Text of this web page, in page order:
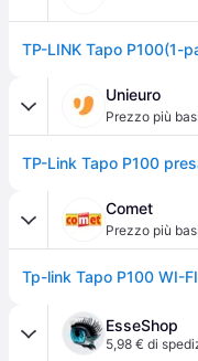
Unieuro
Prezzo più
Comet
Prezzo più
Tp-link Tapo P100 WI-
EsseShop
5,98 € di